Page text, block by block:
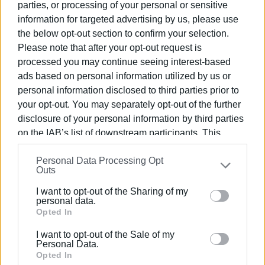
parties, or processing of your personal or sensitive
information for targeted advertising by us, please use
the below opt-out section to confirm your selection.
Please note that after your opt-out request is
processed you may continue seeing interest-based
ads based on personal information utilized by us or
personal information disclosed to third parties prior to
your opt-out. You may separately opt-out of the further
disclosure of your personal information by third parties
on the IAB’s list of downstream participants. This
information may also be disclosed by us to third parties
on theIAB’s List of Downstream Participants
that may
further disclose it to other third parties.
Please note that this website/app uses one or more
Google services and may gather and store information
behaviour. You may click to grant or deny consent to
Google and its third-party tags to use your data for
Personal Data Processing Opt
Outs
I want to opt-out of the Sharing of my
personal data.
Opted In
I want to opt-out of the Sale of my
Personal Data.
Opted In
1η Σεπτεμβρίου 2026.
Εμφανίσεις: 3284
Γεννήθηκε στην Κέρκυρα το 1988. Είναι
Σπουδών του Ιονίου Πανεπιστημίου, στην
Ιστορική Μουσικολογία. Ανακοινώσεις του έχουν
Ελλάδα και το εξωτερικό, ενώ κείμενά του έχουν
δημοσιευτεί σε εφημερίδες και περιοδικά